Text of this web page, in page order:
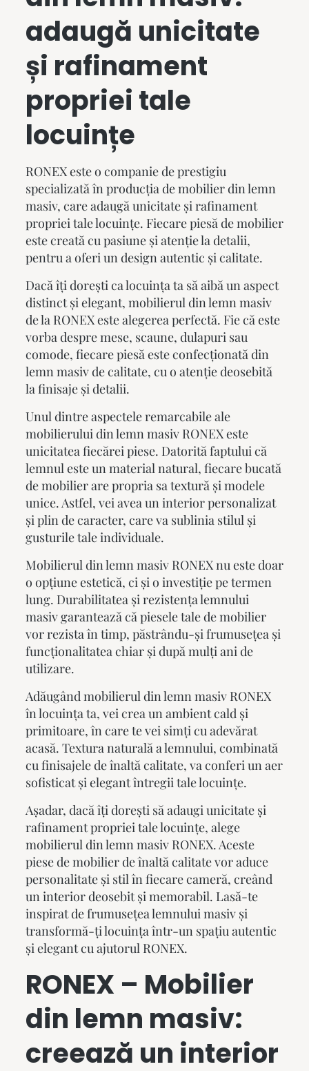
adaugă unicitate
și rafinament
propriei tale
locuințe
RONEX este o companie de prestigiu
specializată în producția demobilier din lemn
masiv, care adaugă unicitate și rafinament
propriei tale locuințe. Fiecare piesă de mobilier
este creată cu pasiune și atenție la detalii,
pentru a oferi un design autentic și calitate.
Dacă îți dorești ca locuința ta să aibă un aspect
distinct și elegant, mobilierul din lemn masiv
de la RONEX este alegerea perfectă. Fie că este
vorba despre mese, scaune, dulapuri sau
comode, fiecare piesă este confecționată din
lemn masiv de calitate, cu o atenție deosebită
la finisaje și detalii.
Unul dintre aspectele remarcabile ale
mobilierului din lemn masivRONEX este
unicitatea fiecărei piese. Datorită faptului că
lemnul este un material natural, fiecare bucată
de mobilier are propria sa textură și modele
unice. Astfel, vei avea un interior personalizat
și plin de caracter, care va sublinia stilul și
gusturile tale individuale.
Mobilierul din lemn masivRONEX nu este doar
o opțiune estetică, ci și o investiție pe termen
lung. Durabilitatea și rezistența lemnului
masiv garantează că piesele tale de mobilier
vor rezista în timp, păstrându-și frumusețea și
funcționalitatea chiar și după mulți ani de
utilizare.
Adăugând mobilierul din lemn masivRONEX
în locuința ta, vei crea un ambient cald și
primitoare, în care te vei simți cu adevărat
acasă. Textura naturală a lemnului, combinată
cu finisajele de înaltă calitate, va conferi un aer
sofisticat și elegant întregii tale locuințe.
Așadar, dacă îți dorești să adaugi unicitate și
rafinament propriei tale locuințe, alege
mobilierul din lemn masivRONEX. Aceste
piese de mobilier de înaltă calitate vor aduce
personalitate și stil în fiecare cameră, creând
un interior deosebit și memorabil. Lasă-te
inspirat de frumusețea lemnului masiv și
transformă-ți locuința într-un spațiu autentic
și elegant cu ajutorul RONEX.
RONEX – Mobilier
din lemn masiv:
creează un interior